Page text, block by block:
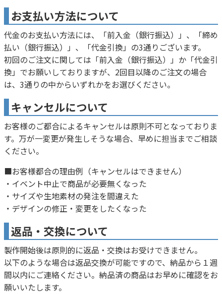
お支払い方法について
代金のお支払い方法には、「前入金（銀行振込）」、「締め
払い（銀行振込）」、「代金引換」の3通りございます。
初回のご注文に関しては「前入金（銀行振込）」か「代金引
換」でお願いしておりますが、2回目以降のご注文の場合
は、3通りの中からいずれかをお選びください。
キャンセルについて
お客様のご都合によるキャンセルは原則不可となっておりま
す。万が一変更が発生しそうな場合、早めに担当までご相談
ください。
■お客様都合の理由例（キャンセルはできません）
・イベント中止で商品が必要無くなった
・サイズや生地素材の発注を間違えた
・デザインの修正・変更をしたくなった
返品・交換について
製作開始後は原則的に返品・交換はお受けできません。
以下のような場合は返品交換が可能ですので、納品から１週
間以内にご連絡ください。納品済の商品はお早めに確認をお
願いいたします。